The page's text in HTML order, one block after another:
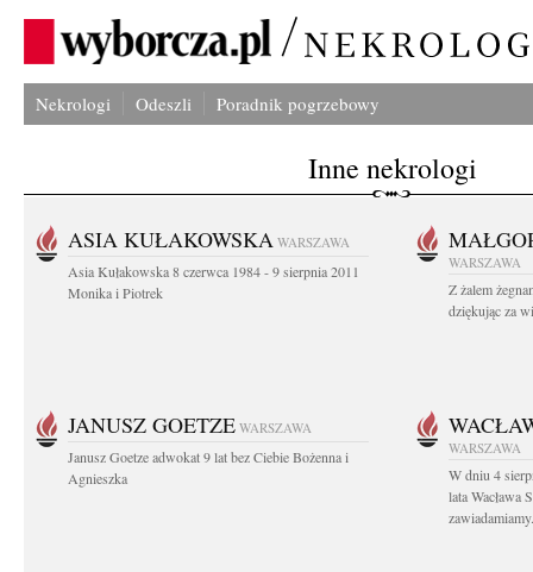
Nekrologi Odeszli Poradnik pogrzebowy
Inne nekrologi
ASIA KUŁAKOWSKA WARSZAWA
Asia Kułakowska 8 czerwca 1984 - 9 sierpnia 2011
Monika i Piotrek
WARSZAWA
Z żalem
dziękując za
JANUSZ GOETZE WARSZAWA
Janusz Goetze adwokat 9 lat bez Ciebie Bożenna i
Agnieszka
WARSZAWA
W dniu 4
lata Wacława